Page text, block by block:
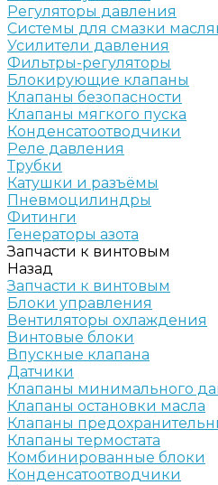
Регуляторы давления
Системы для смазки
Усилители давления
Фильтры-регуляторы
Блокирующие клапаны
Клапаны безопасности
Клапаны мягкого пуска
Конденсатоотводчики
Реле давления
Трубки
Катушки и разъёмы
Пневмоцилиндры
Фитинги
Генераторы азота
Запчасти к винтовым
Назад
Запчасти к винтовым
Блоки управления
Вентиляторы охлаждения
Винтовые блоки
Впускные клапана
Датчики
Клапаны минимального
Клапаны остановки масла
Клапаны
Клапаны термостата
Комбинированные блоки
Конденсатоотводчики